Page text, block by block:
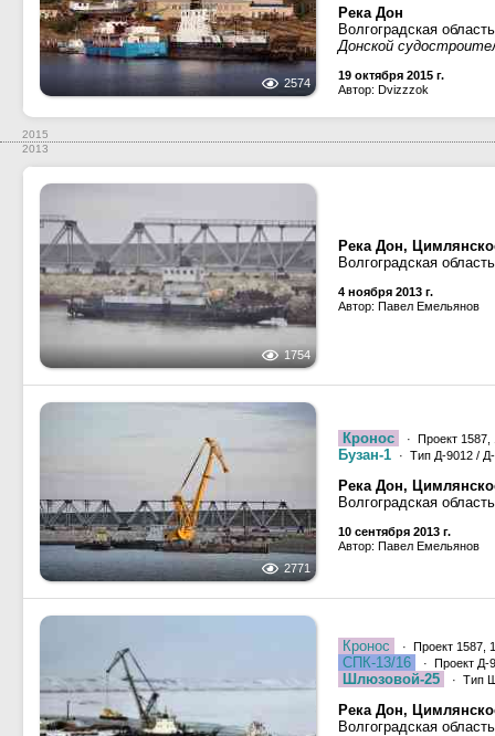
2574
Река Дон
Волгоградская
Донской
19 октября 2015 г.
Автор: Dvizzzok
2015
2013
1754
Река Дон,
Волгоградская
4 ноября 2013 г.
Автор: Павел Емельянов
2771
Кронос · Проект
Бузан-1 · Тип Д-9012 /
Река Дон,
Волгоградская
10 сентября 2013 г.
Автор: Павел Емельянов
Кронос · Проект 1587,
СПК-13/16 · Проект Д-
Шлюзовой-25 · Тип
Река Дон,
Волгоградская